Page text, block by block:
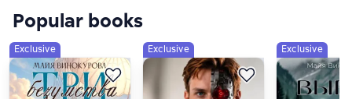
Popular books
Exclusive Exclusive Exclusive